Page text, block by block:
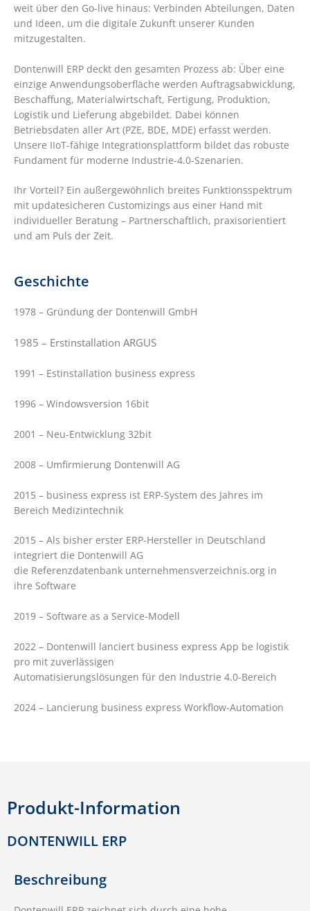
weit über den Go-live hinaus: Verbinden Abteilungen, Daten
und Ideen, um die digitale Zukunft unserer Kunden
mitzugestalten.
Dontenwill ERP deckt den gesamten Prozess ab: Über eine
einzige Anwendungsoberfläche werden Auftragsabwicklung,
Beschaffung, Materialwirtschaft, Fertigung, Produktion,
Logistik und Lieferung abgebildet. Dabei können
Betriebsdaten aller Art (PZE, BDE, MDE) erfasst werden.
Unsere IIoT-fähige Integrationsplattform bildet das robuste
Fundament für moderne Industrie-4.0-Szenarien.
Ihr Vorteil? Ein außergewöhnlich breites Funktionsspektrum
mit updatesicheren Customizings aus einer Hand mit
individueller Beratung – Partnerschaftlich, praxisorientiert
und am Puls der Zeit.
Geschichte
1978 – Gründung der Dontenwill GmbH
1985 – Erstinstallation ARGUS
1991 – Estinstallation business express
1996 – Windowsversion 16bit
2001 – Neu-Entwicklung 32bit
2008 – Umfirmierung Dontenwill AG
2015 – business express ist ERP-System des Jahres im
Bereich Medizintechnik
2015 – Als bisher erster ERP-Hersteller in Deutschland
integriert die Dontenwill AG
die Referenzdatenbank unternehmensverzeichnis.org in
ihre Software
2019 – Software as a Service-Modell
2022 – Dontenwill lanciert business express App be logistik
pro mit zuverlässigen
Automatisierungslösungen für den Industrie 4.0-Bereich
2024 – Lancierung business express Workflow-Automation
Produkt-Information
DONTENWILL ERP
Beschreibung